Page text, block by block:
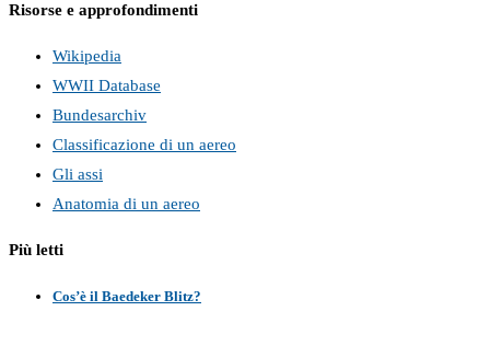
Risorse e approfondimenti
Wikipedia
WWII Database
Bundesarchiv
Classificazione di un aereo
Gli assi
Anatomia di un aereo
Più letti
Cos’è il Baedeker Blitz?